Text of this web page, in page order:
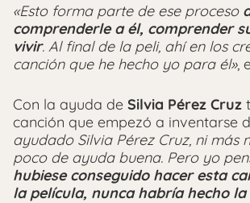
«Esto forma parte de ese proceso
comprenderle a él, comprender
vivir. Al final de la peli, ahí en los
canción que he hecho yo para él»,
Con la ayuda de Silvia Pérez Cruz
canción que empezó a inventarse
ayudado Silvia Pérez Cruz, ni más
poco de ayuda buena. Pero yo
hubiese conseguido hacer esta
la película, nunca habría hecho